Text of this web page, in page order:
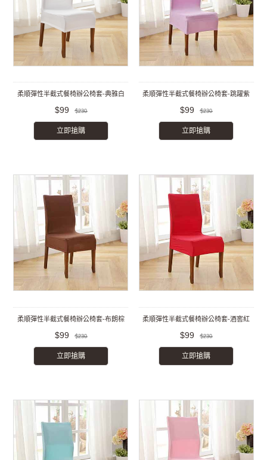
柔順彈性半截式餐椅辦公椅套-典雅白
$99 $230
立即搶購
柔順彈性半截式餐椅辦公椅套-跳躍紫
$99 $230
立即搶購
柔順彈性半截式餐椅辦公椅套-布朗棕
$99 $230
立即搶購
柔順彈性半截式餐椅辦公椅套-酒窖紅
$99 $230
立即搶購